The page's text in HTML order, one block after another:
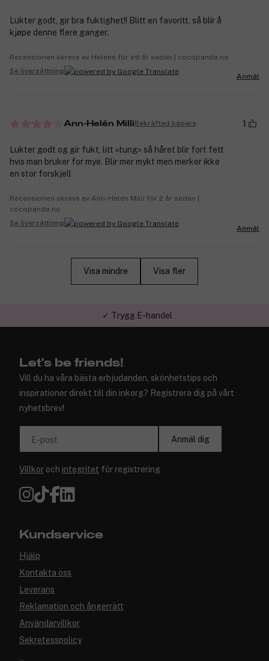
Lukter godt, gir bra fuktighet!! Blitt en favoritt, så blir å
kjøpe denne flere ganger.
Recensionen skrevs av Helene för ett år sedan | cocopanda.no
Se översättning
Anmäl
Ann-Helén MilliBekräftad köpare 1
Lukter godt og gir fukt, litt «tung» så håret blir fort fett
hvis man bruker for mye. Blir mer mykt men merker ikke
en stor forskjell
Recensionen skrevs av Ann-Helén Milli för 2 år sedan |
cocopanda.no
Se översättning
Anmäl
Visa mindre Visa fler
✓ Trygg E-handel
Let's be friends!
Vill du ha våra bästa erbjudanden, skönhetstips och
inspirationer direkt till din inkorg? Registrera dig på vårt
nyhetsbrev!
E-post Anmäl dig
Villkor och integritet för registrering
Kundservice
Hjälp
Kontakta oss
Leverans
Reklamation och ångerrätt
Användarvillkor
Sekretesspolicy